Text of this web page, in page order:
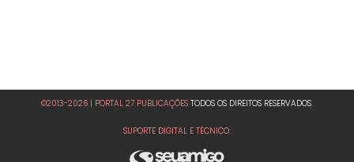
©2013-2026 | PORTAL 27 PUBLICAÇÕES TODOS OS DIREITOS RESERVADOS.
SUPORTE DIGITAL E TÉCNICO: